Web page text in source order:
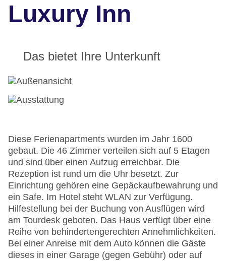
Luxury Inn
Das bietet Ihre Unterkunft
Diese Ferienapartments wurden im Jahr 1600
gebaut. Die 46 Zimmer verteilen sich auf 5 Etagen
und sind über einen Aufzug erreichbar. Die
Rezeption ist rund um die Uhr besetzt. Zur
Einrichtung gehören eine Gepäckaufbewahrung und
ein Safe. Im Hotel steht WLAN zur Verfügung.
Hilfestellung bei der Buchung von Ausflügen wird
am Tourdesk geboten. Das Haus verfügt über eine
Reihe von behindertengerechten Annehmlichkeiten.
Bei einer Anreise mit dem Auto können die Gäste
dieses in einer Garage (gegen Gebühr) oder auf